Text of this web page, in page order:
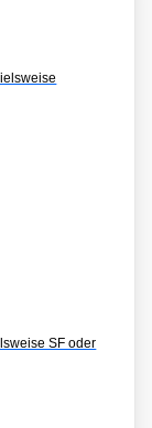
SF oder